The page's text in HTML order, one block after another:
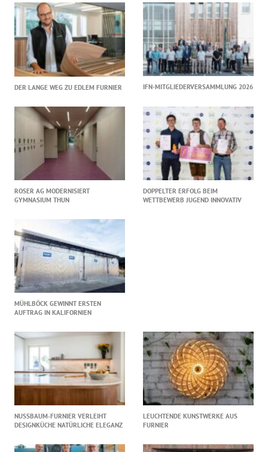
DER LANGE WEG ZU EDLEM FURNIER IFN-MITGLIEDERVERSAMMLUNG 2026
ROSER AG MODERNISIERT
GYMNASIUM THUN
DOPPELTER ERFOLG BEIM
WETTBEWERB JUGEND INNOVATIV
MÜHLBÖCK GEWINNT ERSTEN
AUFTRAG IN KALIFORNIEN
NUSSBAUM‑FURNIER VERLEIHT
DESIGNKÜCHE NATÜRLICHE ELEGANZ
LEUCHTENDE KUNSTWERKE AUS
FURNIER